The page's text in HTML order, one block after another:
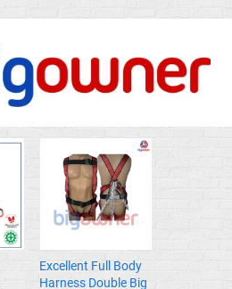
Excellent Full Body
Harness Double Big